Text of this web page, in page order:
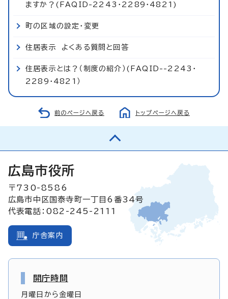
ますか？(FAQID-2243・2289・4821)
町の区域の設定・変更
住居表示 よくある質問と回答
住居表示とは？（制度の紹介）(FAQID--2243・
2289・4821）
前のページへ戻る トップページへ戻る
広島市役所
〒730-8586
広島市中区国泰寺町一丁目6番34号
代表電話：082-245-2111
庁舎案内
開庁時間
月曜日から金曜日